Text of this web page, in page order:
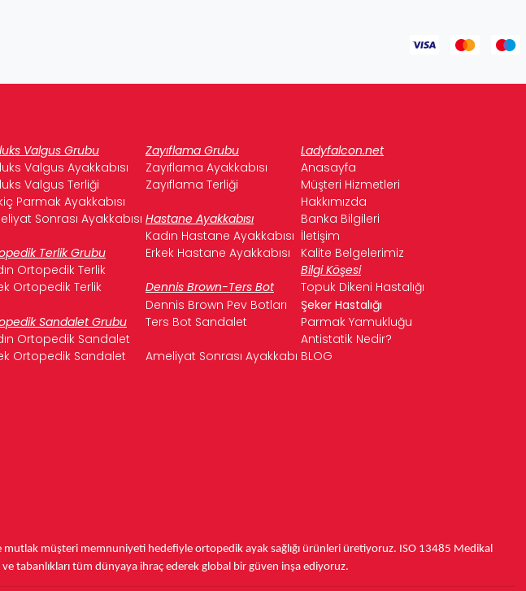
Valgus Grubu Zayıflama Grubu
Ladyfalcon.net
Valgus Ayakkabısı Zayıflama Ayakkabısı
Anasayfa
Valgus Terliği Zayıflama Terliği
Müşteri Hizmetleri
Parmak Ayakkabısı
Hakkımızda
Sonrası Ayakkabısı Hastane Ayakkabısı
Banka Bilgileri
Kadın Hastane Ayakkabısı İletişim
Terlik Grubu Erkek Hastane Ayakkabısı
Kalite Belgelerimiz
Ortopedik Terlik
Bilgi Köşesi
Ortopedik Terlik Dennis Brown-Ters Bot
Topuk Dikeni Hastalığı
Dennis Brown Pev Botları
Şeker Hastalığı
Sandalet Grubu Ters Bot Sandalet
Parmak Yamukluğu
Ortopedik Sandalet
Antistatik Nedir?
Ortopedik Sandalet Ameliyat Sonrası Ayakkabı BLOG
mutlak müşteri memnuniyeti hedefiyle ortopedik ayak sağlığı ürünleri üretiyoruz. ISO 13485 Medikal
tabanlıklarıtüm dünyaya ihraç ederek global bir güven inşa ediyoruz.